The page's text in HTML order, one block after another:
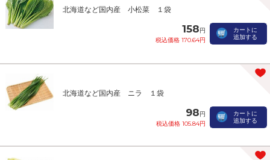
北海道など国内産 小松菜 １袋
158円
税込価格 170.64円
カートに
追加する
北海道など国内産 ニラ １袋
98円
税込価格 105.84円
カートに
追加する